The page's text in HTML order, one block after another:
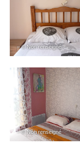
– © Non renseigné
– © Non renseigné